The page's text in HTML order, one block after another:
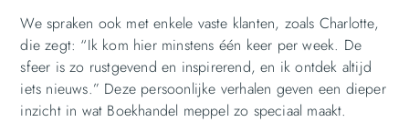
We spraken ook met enkele vaste klanten, zoals Charlotte,
die zegt: “Ik kom hier minstens één keer per week. De
sfeer is zo rustgevend en inspirerend, en ik ontdek altijd
iets nieuws.” Deze persoonlijke verhalen geven een dieper
inzicht in wat Boekhandel meppel zo speciaal maakt.